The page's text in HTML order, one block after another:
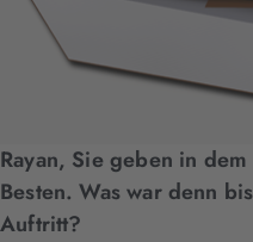
Rayan, Sie geben in
Besten. Was war denn
Auftritt?